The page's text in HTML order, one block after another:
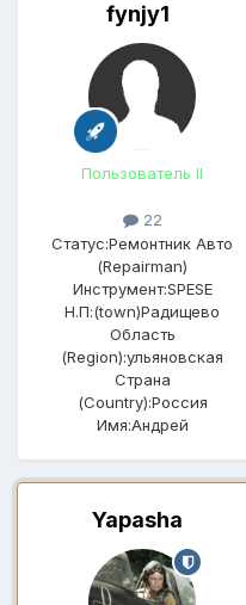
fynjy1
Пользователь II
22
Статус:Ремонтник Авто
(Repairman)
Инструмент:SPESE
Н.П:(town)Радищево
Область
(Region):ульяновская
Страна
(Country):Россия
Имя:Андрей
Yapasha